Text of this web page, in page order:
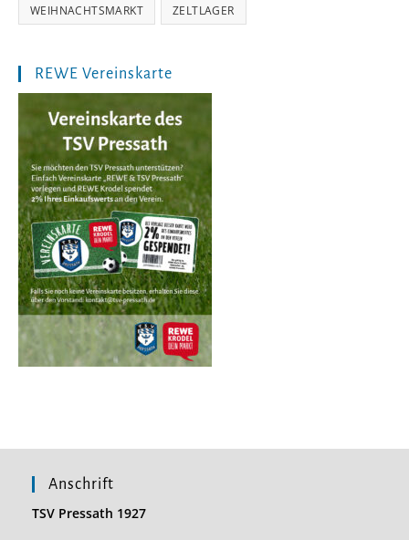
WEIHNACHTSMARKT ZELTLAGER
REWE Vereinskarte
Anschrift
TSV Pressath 1927